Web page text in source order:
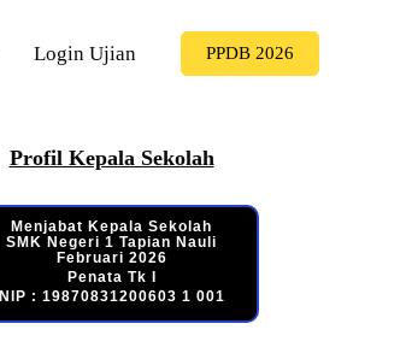
Login Ujian PPDB 2026
Profil Kepala Sekolah
Menjabat Kepala Sekolah
SMK Negeri 1 Tapian Nauli
Februari 2026
Penata Tk I
NIP : 19870831200603 1 001